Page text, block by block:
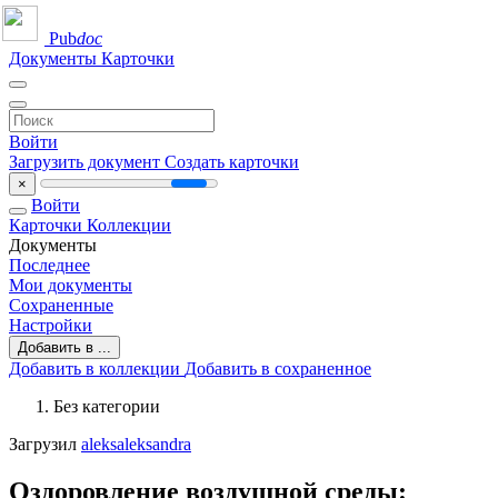
Pubdoc
Документы Карточки
Войти
Загрузить документ Создать карточки
×
Войти
Карточки Коллекции
Документы
Последнее
Мои документы
Сохраненные
Настройки
Добавить в ...
Добавить в коллекции Добавить в сохраненное
Без категории
Загрузил aleksaleksandra
Оздоровление воздушной среды: